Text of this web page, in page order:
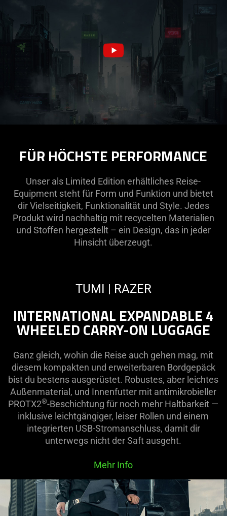
FÜR HÖCHSTE PERFORMANCE
Unser als Limited Edition erhältliches Reise-
Equipment steht für Form und Funktion und bietet
dir Vielseitigkeit, Funktionalität und Style. Jedes
Produkt wird nachhaltig mit recycelten Materialien
und Stoffen hergestellt – ein Design, das in jeder
Hinsicht überzeugt.
INTERNATIONAL EXPANDABLE 4
WHEELED CARRY-ON LUGGAGE
TUMI | RAZER
Ganz gleich, wohin die Reise auch gehen mag, mit
diesem kompakten und erweiterbaren Bordgepäck
bist du bestens ausgerüstet. Robustes, aber leichtes
Außenmaterial, und Innenfutter mit antimikrobieller
PROTX2®-Beschichtung für noch mehr Haltbarkeit —
inklusive leichtgängiger, leiser Rollen und einem
integrierten USB-Stromanschluss, damit dir
unterwegs nicht der Saft ausgeht.
Mehr Info